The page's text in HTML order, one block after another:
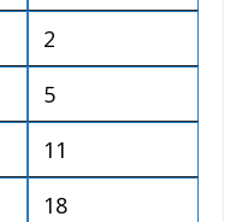
2
5
11
18